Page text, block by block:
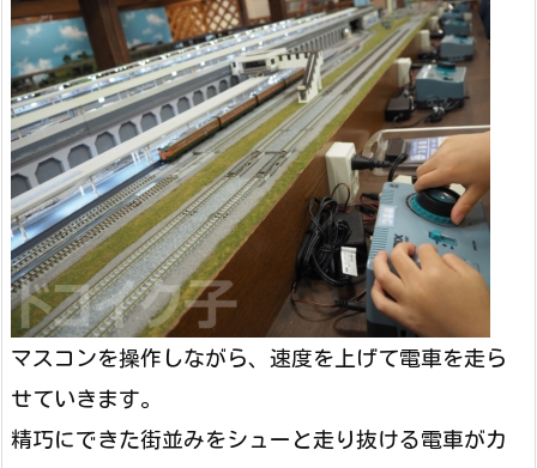
マスコンを操作しながら、速度を上げて電車を走ら
せていきます。
精巧にできた街並みをシューと走り抜ける電車がカ